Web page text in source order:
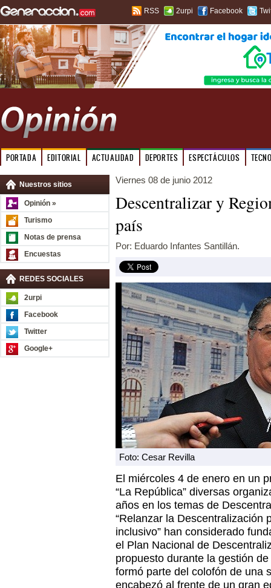
RSS 2urpi Facebook
PORTADA EDITORIAL ACTUALIDAD DEPORTES ESPECTÁCULOS
Nuestros sitios
Opinión »
Turismo
Notas de prensa
Encuestas
REDES SOCIALES
2urpi
Facebook
Twitter
Google+
Viernes 08 de junio 2012
Descentralizar y
país
Por: Eduardo Infantes Santillán.
Foto: Cesar Revilla
El miércoles 4 de enero en un
“La República” diversas
años en los temas de
“Relanzar la Descentralización
inclusivo” han considerado
el Plan Nacional de
propuesto durante la gestión
formó parte del colofón de una
encabezó al frente de un gran